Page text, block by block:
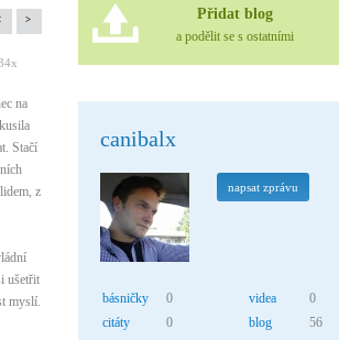
>
na
Stačí
z
ušetřit
myslí.
Přidat blog
a podělit se s ostatními
canibalx
napsat zprávu
básničky
0
citáty
0
videa
0
blog
56